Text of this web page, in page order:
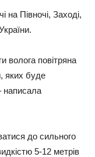
на Півночі, Заході,
волога повітряна
яких буде
написала
до сильного
5-12 метрів